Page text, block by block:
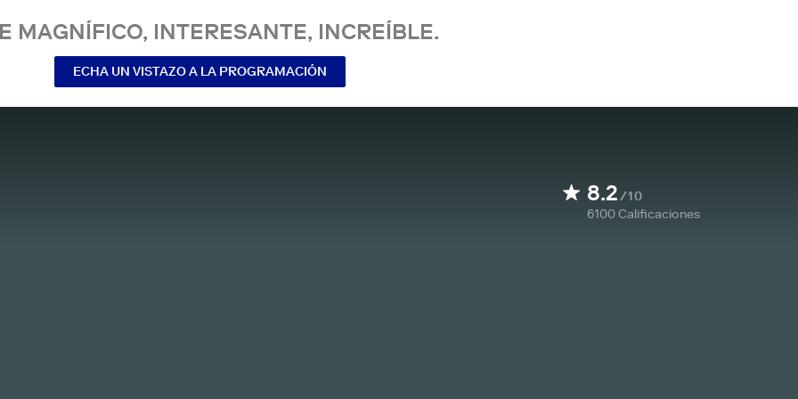
MAGNÍFICO, INTERESANTE, INCREÍBLE.
ECHA UN VISTAZO A LA PROGRAMACIÓN
8.2/10
6100Calificaciones